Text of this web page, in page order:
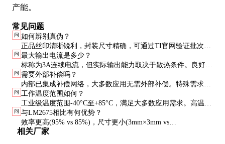
产能。
常见问题
问 如何辨别真伪？
正品丝印清晰锐利，封装尺寸精确，可通过TI官网验证批次
号。建议从授权代理商采购，避免市场现货。
问 最大输出电流是多少？
标称为3A连续电流，但实际输出能力取决于散热条件。良好散
热设计下可短时输出4A。
问 需要外部补偿吗？
内部已集成补偿网络，大多数应用无需外部补偿。特殊需求时
可添加额外补偿元件。
问 工作温度范围如何？
工业级温度范围-40°C至+85°C，满足大多数应用需求。高温环
境下需加强散热。
问 与LM2675相比有何优势？
效率更高(95% vs 85%)，尺寸更小(3mm×3mm vs
8mm×8mm)，集成度更高(内置MOSFET)。
相关厂家